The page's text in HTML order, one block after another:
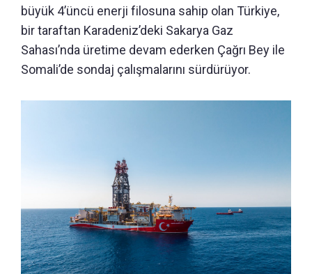
büyük 4’üncü enerji filosuna sahip olan Türkiye,
bir taraftan Karadeniz’deki Sakarya Gaz
Sahası’nda üretime devam ederken Çağrı Bey ile
Somali’de sondaj çalışmalarını sürdürüyor.